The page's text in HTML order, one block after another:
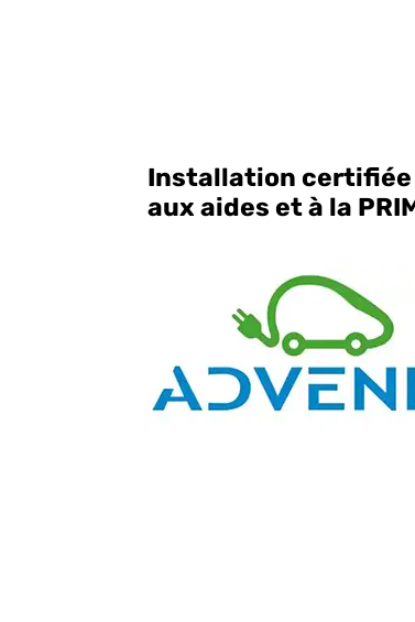
Installation certifiée
aux aides et à la